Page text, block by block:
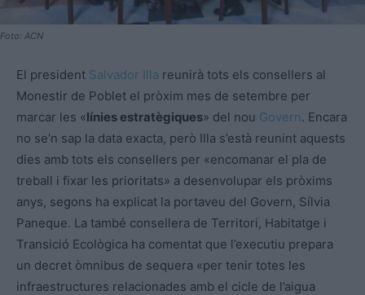
Foto: ACN
El president Salvador Illa reunirà tots els consellers al
Monestir de Poblet el pròxim mes de setembre per
marcar les «línies estratègiques» del nou Govern. Encara
no se’n sap la data exacta, però Illa s’està reunint aquests
dies amb tots els consellers per «encomanar el pla de
treball i fixar les prioritats» a desenvolupar els pròxims
anys, segons ha explicat la portaveu del Govern, Sílvia
Paneque. La també consellera de Territori, Habitatge i
Transició Ecològica ha comentat que l’executiu prepara
un decret òmnibus de sequera «per tenir totes les
infraestructures relacionades amb el cicle de l’aigua